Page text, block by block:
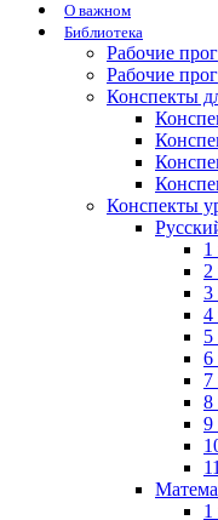
О важном
Библиотека
Рабочие
Рабочие
Конспекты
Конспекты
1
2
3
4
5
6
7
8
9
1